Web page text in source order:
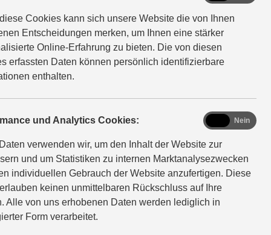
Cookies kann sich unsere Website die von Ihnen
Entscheidungen merken, um Ihnen eine stärker
Online-Erfahrung zu bieten. Die von diesen
erfassten Daten können persönlich identifizierbare
enthalten.
und Analytics Cookies:
verwenden wir, um den Inhalt der Website zur
und um Statistiken zu internen Marktanalysezwecken
individuellen Gebrauch der Website anzufertigen. Diese
keinen unmittelbaren Rückschluss auf Ihre
Alle von uns erhobenen Daten werden lediglich in
Form verarbeitet.
analyticsNein
raffiniert im Detail. Das ausdrucksstarke SUV-
Cross, seine Entschlossenheit ausstrahlende
gibt von allen Seiten zu erkennen: Hier beginnt der Weg
VEREINBAREN